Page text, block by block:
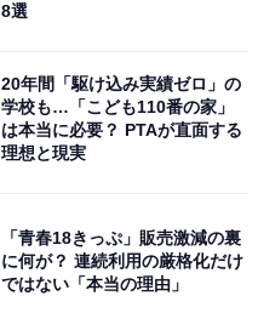
8選
20年間「駆け込み実績ゼロ」の
学校も…「こども110番の家」
は本当に必要？ PTAが直面する
理想と現実
「青春18きっぷ」販売激減の裏
に何が？ 連続利用の厳格化だけ
ではない「本当の理由」